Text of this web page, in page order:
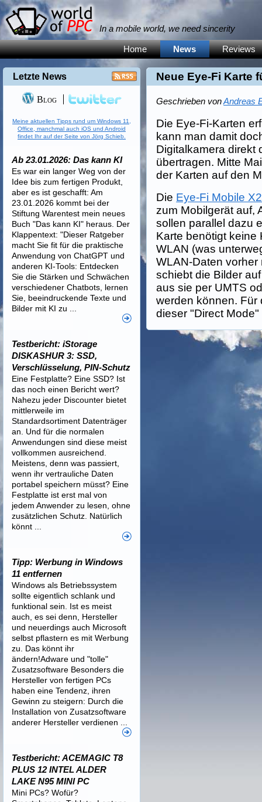
In a mobile world, we need sincerity
Home News Reviews
Neue Eye-Fi Karte
Geschrieben vonAndreas
Die Eye-Fi-Karten
kann man damit
Digitalkamera direkt
übertragen. Mitte
der Karten auf den
Die Eye-Fi Mobile X2
zum Mobilgerät auf,
sollen parallel dazu
Karte benötigt keine
WLAN (was
WLAN-Daten
schiebt die Bilder
aus sie per UMTS
werden können. Für
dieser "Direct
Letzte News
Blog
Meine aktuellen Tipps rund um Windows 11,
Office, manchmal auch iOS und Android
findet Ihr auf der Seite von Jörg Schieb.
Ab 23.01.2026: Das kann KI
Es war ein langer Weg von der
Idee bis zum fertigen Produkt,
aber es ist geschafft: Am
23.01.2026 kommt bei der
Stiftung Warentest mein neues
Buch "Das kann KI" heraus. Der
Klappentext: "Dieser Ratgeber
macht Sie fit für die praktische
Anwendung von ChatGPT und
anderen KI-Tools: Entdecken
Sie die Stärken und Schwächen
verschiedener Chatbots, lernen
Sie, beeindruckende Texte und
Bilder mit KI zu ...
Testbericht: iStorage
DISKASHUR 3: SSD,
Verschlüsselung, PIN-Schutz
Eine Festplatte? Eine SSD? Ist
das noch einen Bericht wert?
Nahezu jeder Discounter bietet
mittlerweile im
Standardsortiment Datenträger
an. Und für die normalen
Anwendungen sind diese meist
vollkommen ausreichend.
Meistens, denn was passiert,
wenn ihr vertrauliche Daten
portabel speichern müsst? Eine
Festplatte ist erst mal von
jedem Anwender zu lesen, ohne
zusätzlichen Schutz. Natürlich
könnt ...
Tipp: Werbung in Windows
11 entfernen
Windows als Betriebssystem
sollte eigentlich schlank und
funktional sein. Ist es meist
auch, es sei denn, Hersteller
und neuerdings auch Microsoft
selbst pflastern es mit Werbung
zu. Das könnt ihr
ändern!Adware und "tolle"
Zusatzsoftware Besonders die
Hersteller von fertigen PCs
haben eine Tendenz, ihren
Gewinn zu steigern: Durch die
Installation von Zusatzsoftware
anderer Hersteller verdienen ...
Testbericht: ACEMAGIC T8
PLUS 12 INTEL ALDER
LAKE N95 MINI PC
Mini PCs? Wofür?